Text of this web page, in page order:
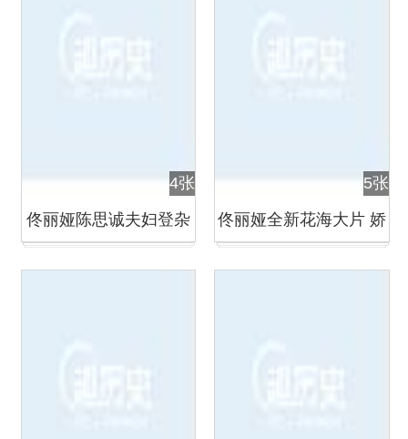
4张
佟丽娅陈思诚夫妇登杂
5张
佟丽娅全新花海大片 娇